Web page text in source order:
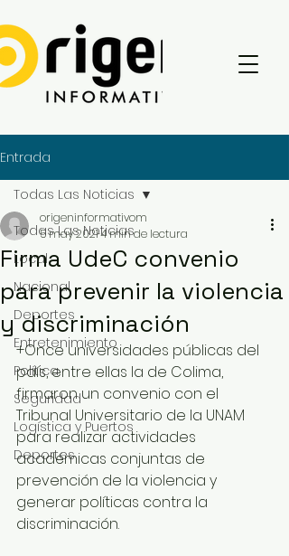
Entrada
Todas Las Noticias
Local
Nacional
Deportes
Entretenimiento
Política
Seguridad
Logística y Puertos
Deportes
Todas Las Noticias
Firma UdeC convenio
para prevenir la violencia
y discriminación
origeninformativom
5 may 20214 min de lectura
+Once universidades públicas del
país, entre ellas la de Colima,
firmaron un convenio con el
Tribunal Universitario de la UNAM
para realizar actividades
académicas conjuntas de
prevención de la violencia y
generar políticas contra la
discriminación.